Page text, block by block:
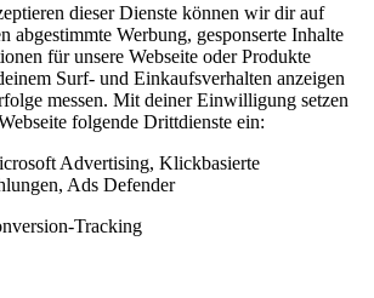
dieser Dienste können wir dir auf
abgestimmte Werbung, gesponserte Inhalte
für unsere Webseite oder Produkte
Surf- und Einkaufsverhalten anzeigen
messen. Mit deiner Einwilligung setzen
folgende Drittdienste ein:
Advertising, Klickbasierte
Ads Defender
Tracking